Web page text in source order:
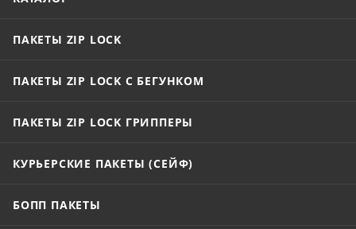
ПАКЕТЫ ZIP LOCK
ПАКЕТЫ ZIP LOCK С БЕГУНКОМ
ПАКЕТЫ ZIP LOCK ГРИППЕРЫ
КУРЬЕРСКИЕ ПАКЕТЫ (СЕЙФ)
БОПП ПАКЕТЫ